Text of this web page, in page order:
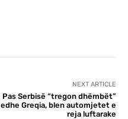
NEXT ARTICLE
Pas Serbisë “tregon dhëmbët”
edhe Greqia, blen automjetet e
reja luftarake